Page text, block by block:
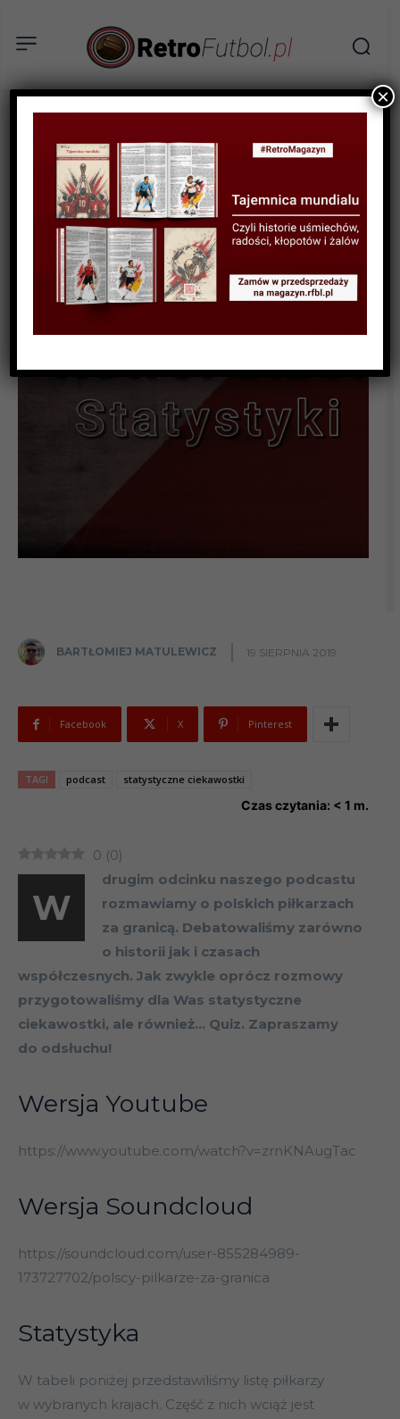
STATYSTYKI FUTBOLOWE
STATYSTYKI PIŁKARZY
#RetRozmowy – Polscy
piłkarze za granicą
BARTŁOMIEJ MATULEWICZ 19 SIERPNIA 2019
Facebook X Pinterest
TAGI podcast statystyczne ciekawostki
Czas czytania: < 1 m.
0 (0)
W
drugim odcinku naszego podcastu
rozmawiamy o polskich piłkarzach
za granicą. Debatowaliśmy zarówno
o historii jak i czasach
współczesnych. Jak zwykle oprócz rozmowy
przygotowaliśmy dla Was statystyczne
ciekawostki, ale również… Quiz. Zapraszamy
do odsłuchu!
Wersja Youtube
https://www.youtube.com/watch?v=zrnKNAugTac
Wersja Soundcloud
https://soundcloud.com/user-855284989-
173727702/polscy-pilkarze-za-granica
Statystyka
W tabeli poniżej przedstawiliśmy listę piłkarzy
w wybranych krajach. Część z nich wciąż jest
×